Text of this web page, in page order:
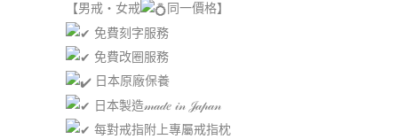
【男戒・女戒
同一價格】
免費刻字服務
免費改圈服務
日本原廠保養
日本製造𝓂𝒶𝒹𝑒 𝒾𝓃 𝒥𝒶𝓅𝒶𝓃
每對戒指附上專屬戒指枕